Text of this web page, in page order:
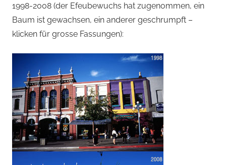
1998-2008 (der Efeubewuchs hat zugenommen, ein
Baum ist gewachsen, ein anderer geschrumpft –
klicken für grosse Fassungen):